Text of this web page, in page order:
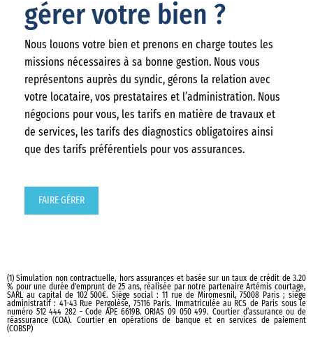
gérer votre bien ?
Nous louons votre bien et prenons en charge toutes les
missions nécessaires à sa bonne gestion. Nous vous
représentons auprès du syndic, gérons la relation avec
votre locataire, vos prestataires et l’administration. Nous
négocions pour vous, les tarifs en matière de travaux et
de services, les tarifs des diagnostics obligatoires ainsi
que des tarifs préférentiels pour vos assurances.
FAIRE GÉRER
(1) Simulation non contractuelle, hors assurances et basée sur un taux de crédit de 3.20
% pour une durée d'emprunt de 25 ans, réalisée par notre partenaire Artémis courtage,
SARL au capital de 102 500€. Siège social : 11 rue de Miromesnil, 75008 Paris ; siège
administratif : 41-43 Rue Pergolèse, 75116 Paris. Immatriculée au RCS de Paris sous le
numéro 512 444 282 - Code APE 6619B. ORIAS 09 050 499. Courtier d’assurance ou de
réassurance (COA). Courtier en opérations de banque et en services de paiement
(COBSP)